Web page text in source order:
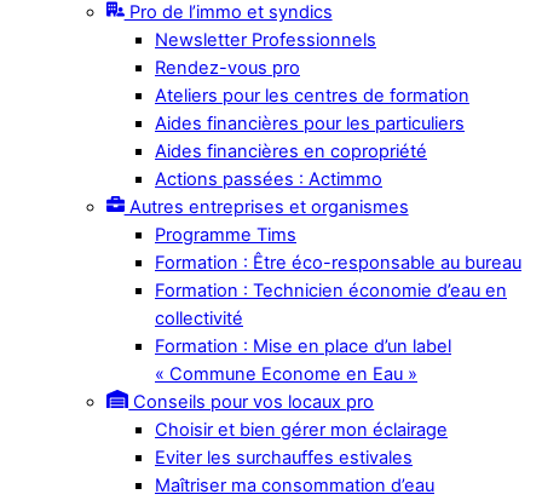
Pro de l’immo et syndics
Newsletter Professionnels
Rendez-vous pro
Ateliers pour les centres de formation
Aides financières pour les particuliers
Aides financières en copropriété
Actions passées : Actimmo
Autres entreprises et organismes
Programme Tims
Formation : Être éco-responsable au bureau
Formation : Technicien économie d’eau en
collectivité
Formation : Mise en place d’un label
« Commune Econome en Eau »
Conseils pour vos locaux pro
Choisir et bien gérer mon éclairage
Eviter les surchauffes estivales
Maîtriser ma consommation d’eau